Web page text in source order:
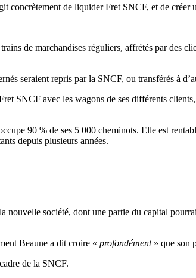
concrètement de liquider Fret SNCF, et de créer
de marchandises réguliers, affrétés par des
seraient repris par la SNCF, ou transférés à
SNCF avec les wagons de ses différents
90 % de ses 5 000 cheminots. Elle est
depuis plusieurs années.
société, dont une partie du capital
Beaune a dit croire « profondément » que son
de la SNCF.